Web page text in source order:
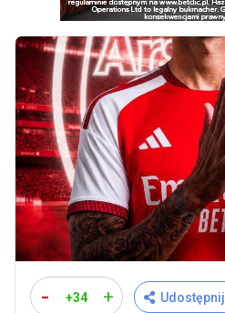
- +34 + Udostępnij